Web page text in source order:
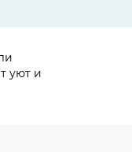
уют и